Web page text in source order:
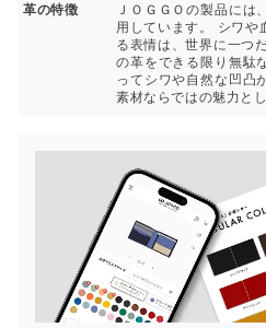
革の特徴
ＪＯＧＧＯの製品には
用しています。 シワや
る表情は、世界に一つ
の革をできる限り無駄
ってシワや自然な凹凸
素材ならではの魅力と